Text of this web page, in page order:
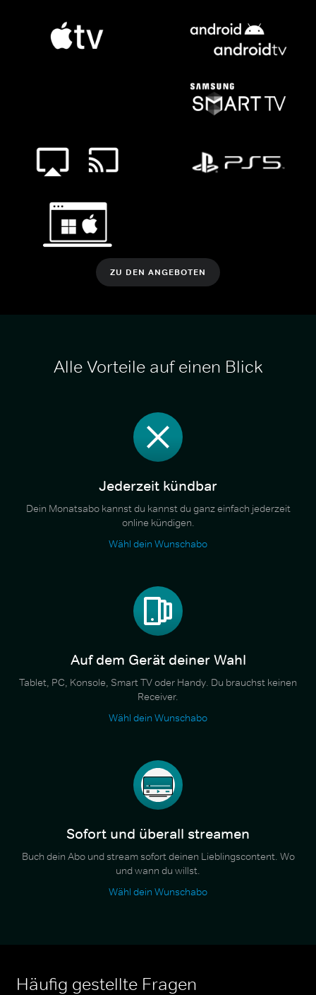
ZU DEN ANGEBOTEN
Alle Vorteile auf einen Blick
Jederzeit kündbar
Dein Monatsabo kannst du kannst du ganz einfach jederzeit
online kündigen.
Wähl dein Wunschabo
Auf dem Gerät deiner Wahl
Tablet, PC, Konsole, Smart TV oder Handy. Du brauchst keinen
Receiver.
Wähl dein Wunschabo
Sofort und überall streamen
Buch dein Abo und stream sofort deinen Lieblingscontent. Wo
und wann du willst.
Wähl dein Wunschabo
Häufig gestellte Fragen